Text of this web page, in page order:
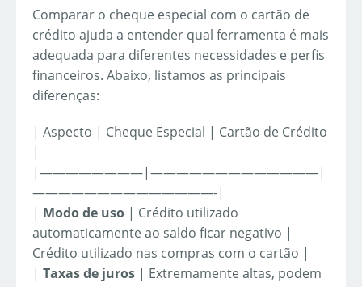
Comparar o cheque especial com o cartão de
crédito ajuda a entender qual ferramenta é mais
adequada para diferentes necessidades e perfis
financeiros. Abaixo, listamos as principais
diferenças:
| Aspecto | Cheque Especial | Cartão de Crédito
|
|————————|—————————————|
——————————————-|
| Modo de uso | Crédito utilizado
automaticamente ao saldo ficar negativo |
Crédito utilizado nas compras com o cartão |
| Taxas de juros | Extremamente altas, podem